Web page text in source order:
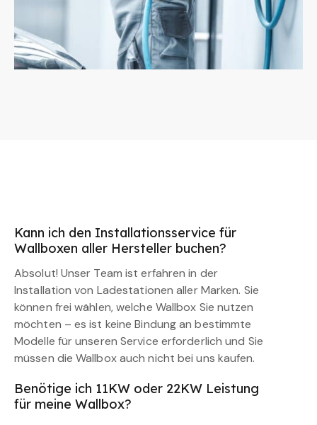
Kann ich den Installationsservice für
Wallboxen aller Hersteller buchen?
Absolut! Unser Team ist erfahren in der
Installation von Ladestationen aller Marken. Sie
können frei wählen, welche Wallbox Sie nutzen
möchten – es ist keine Bindung an bestimmte
Modelle für unseren Service erforderlich und Sie
müssen die Wallbox auch nicht bei uns kaufen.
Benötige ich 11KW oder 22KW Leistung
für meine Wallbox?